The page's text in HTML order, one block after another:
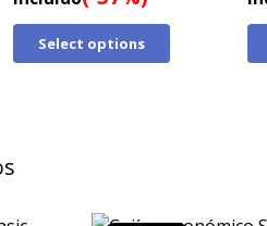
original
era:
actual
Select options